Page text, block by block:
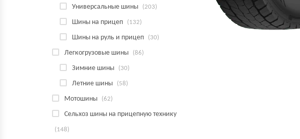
Универсальные шины (203)
Шины на прицеп (132)
Шины на руль и прицеп (30)
Легкогрузовые шины (86)
Зимние шины (30)
Летние шины (58)
Мотошины (62)
Сельхоз шины на прицепную технику
(148)